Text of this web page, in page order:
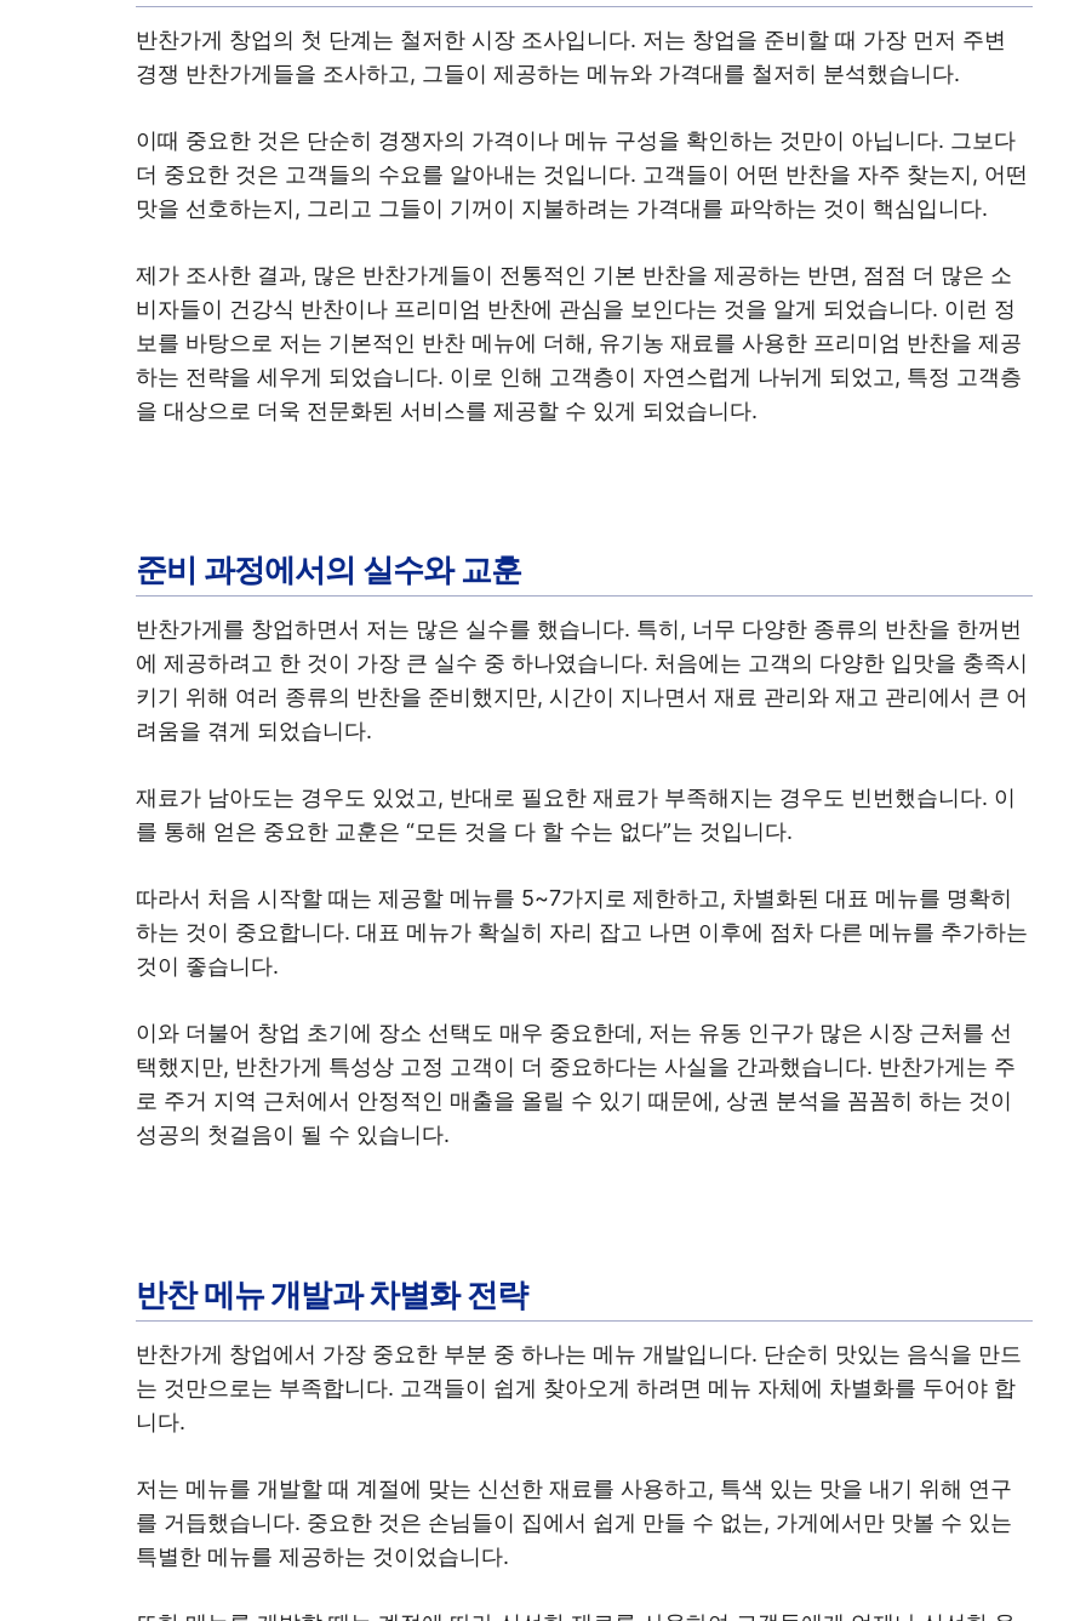
반찬가게 창업의 첫 단계는 철저한 시장 조사입니다. 저는 창업을 준비할 때 가장 먼저 주변
경쟁 반찬가게들을 조사하고, 그들이 제공하는 메뉴와 가격대를 철저히 분석했습니다.
이때 중요한 것은 단순히 경쟁자의 가격이나 메뉴 구성을 확인하는 것만이 아닙니다. 그보다
더 중요한 것은 고객들의 수요를 알아내는 것입니다. 고객들이 어떤 반찬을 자주 찾는지, 어떤
맛을 선호하는지, 그리고 그들이 기꺼이 지불하려는 가격대를 파악하는 것이 핵심입니다.
제가 조사한 결과, 많은 반찬가게들이 전통적인 기본 반찬을 제공하는 반면, 점점 더 많은 소
비자들이 건강식 반찬이나 프리미엄 반찬에 관심을 보인다는 것을 알게 되었습니다. 이런 정
보를 바탕으로 저는 기본적인 반찬 메뉴에 더해, 유기농 재료를 사용한 프리미엄 반찬을 제공
하는 전략을 세우게 되었습니다. 이로 인해 고객층이 자연스럽게 나뉘게 되었고, 특정 고객층
을 대상으로 더욱 전문화된 서비스를 제공할 수 있게 되었습니다.
준비 과정에서의 실수와 교훈
반찬가게를 창업하면서 저는 많은 실수를 했습니다. 특히, 너무 다양한 종류의 반찬을 한꺼번
에 제공하려고 한 것이 가장 큰 실수 중 하나였습니다. 처음에는 고객의 다양한 입맛을 충족시
키기 위해 여러 종류의 반찬을 준비했지만, 시간이 지나면서 재료 관리와 재고 관리에서 큰 어
려움을 겪게 되었습니다.
재료가 남아도는 경우도 있었고, 반대로 필요한 재료가 부족해지는 경우도 빈번했습니다. 이
를 통해 얻은 중요한 교훈은 “모든 것을 다 할 수는 없다”는 것입니다.
따라서 처음 시작할 때는 제공할 메뉴를 5~7가지로 제한하고, 차별화된 대표 메뉴를 명확히
하는 것이 중요합니다. 대표 메뉴가 확실히 자리 잡고 나면 이후에 점차 다른 메뉴를 추가하는
것이 좋습니다.
이와 더불어 창업 초기에 장소 선택도 매우 중요한데, 저는 유동 인구가 많은 시장 근처를 선
택했지만, 반찬가게 특성상 고정 고객이 더 중요하다는 사실을 간과했습니다. 반찬가게는 주
로 주거 지역 근처에서 안정적인 매출을 올릴 수 있기 때문에, 상권 분석을 꼼꼼히 하는 것이
성공의 첫걸음이 될 수 있습니다.
반찬 메뉴 개발과 차별화 전략
반찬가게 창업에서 가장 중요한 부분 중 하나는 메뉴 개발입니다. 단순히 맛있는 음식을 만드
는 것만으로는 부족합니다. 고객들이 쉽게 찾아오게 하려면 메뉴 자체에 차별화를 두어야 합
니다.
저는 메뉴를 개발할 때 계절에 맞는 신선한 재료를 사용하고, 특색 있는 맛을 내기 위해 연구
를 거듭했습니다. 중요한 것은 손님들이 집에서 쉽게 만들 수 없는, 가게에서만 맛볼 수 있는
특별한 메뉴를 제공하는 것이었습니다.